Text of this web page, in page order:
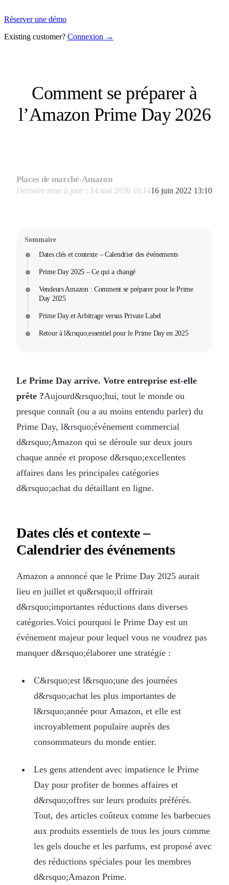
Réserver une démo
Existing customer? Connexion →
Comment se préparer à
l’Amazon Prime Day 2026
Places de marché›Amazon
Dernière mise à jour : 14 mai 2026 10:1416 juin 2022 13:10
Sommaire
Dates clés et contexte – Calendrier des événements
Prime Day 2025 – Ce qui a changé
Vendeurs Amazon : Comment se préparer pour le Prime
Day 2025
Prime Day et Arbitrage versus Private Label
Retour à l&rsquo;essentiel pour le Prime Day en 2025
Le Prime Day arrive. Votre entreprise est-elle
prête ?Aujourd&rsquo;hui, tout le monde ou
presque connaît (ou a au moins entendu parler) du
Prime Day, l&rsquo;événement commercial
d&rsquo;Amazon qui se déroule sur deux jours
chaque année et propose d&rsquo;excellentes
affaires dans les principales catégories
d&rsquo;achat du détaillant en ligne.
Dates clés et contexte –
Calendrier des événements
Amazon a annoncé que le Prime Day 2025 aurait
lieu en juillet et qu&rsquo;il offrirait
d&rsquo;importantes réductions dans diverses
catégories.Voici pourquoi le Prime Day est un
événement majeur pour lequel vous ne voudrez pas
manquer d&rsquo;élaborer une stratégie :
C&rsquo;est l&rsquo;une des journées
d&rsquo;achat les plus importantes de
l&rsquo;année pour Amazon, et elle est
incroyablement populaire auprès des
consommateurs du monde entier.
Les gens attendent avec impatience le Prime
Day pour profiter de bonnes affaires et
d&rsquo;offres sur leurs produits préférés.
Tout, des articles coûteux comme les barbecues
aux produits essentiels de tous les jours comme
les gels douche et les parfums, est proposé avec
des réductions spéciales pour les membres
d&rsquo;Amazon Prime.